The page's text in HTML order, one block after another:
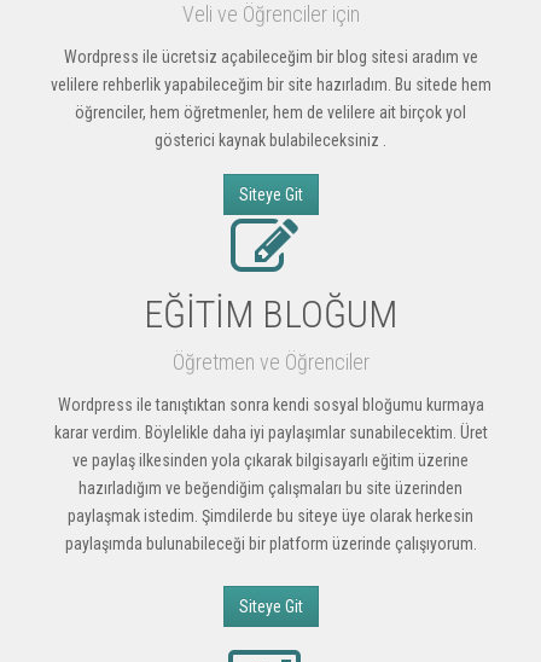
Veli ve Öğrenciler için
Wordpress ile ücretsiz açabileceğim bir blog sitesi aradım ve
velilere rehberlik yapabileceğim bir site hazırladım. Bu sitede hem
öğrenciler, hem öğretmenler, hem de velilere ait birçok yol
gösterici kaynak bulabileceksiniz .
Siteye Git
EĞİTİM BLOĞUM
Öğretmen ve Öğrenciler
Wordpress ile tanıştıktan sonra kendi sosyal bloğumu kurmaya
karar verdim. Böylelikle daha iyi paylaşımlar sunabilecektim. Üret
ve paylaş ilkesinden yola çıkarak bilgisayarlı eğitim üzerine
hazırladığım ve beğendiğim çalışmaları bu site üzerinden
paylaşmak istedim. Şimdilerde bu siteye üye olarak herkesin
paylaşımda bulunabileceği bir platform üzerinde çalışıyorum.
Siteye Git